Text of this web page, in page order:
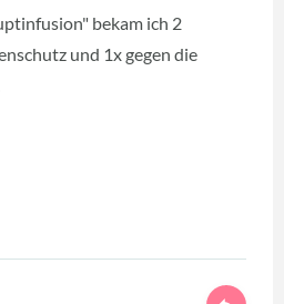
bekam ich 2
und 1x gegen die